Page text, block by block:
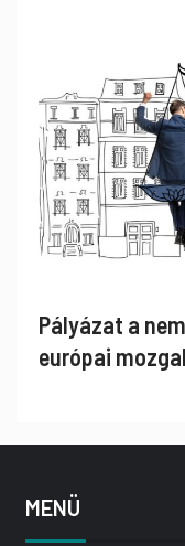
Pályázat a
európai
MENÜ